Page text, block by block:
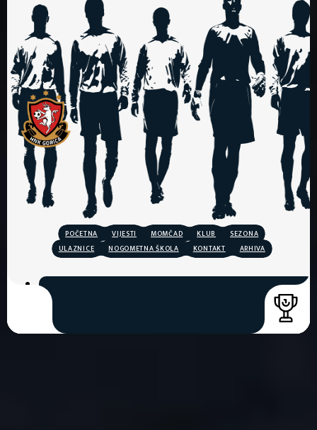
POČETNA VIJESTI MOMČAD KLUB
SEZONA
ULAZNICE
NOGOMETNA ŠKOLA KONTAKT ARHIVA